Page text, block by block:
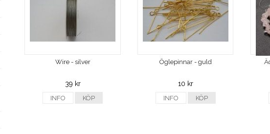
Wire - silver
39 kr
INFO KÖP
Öglepinnar - guld
10 kr
INFO KÖP